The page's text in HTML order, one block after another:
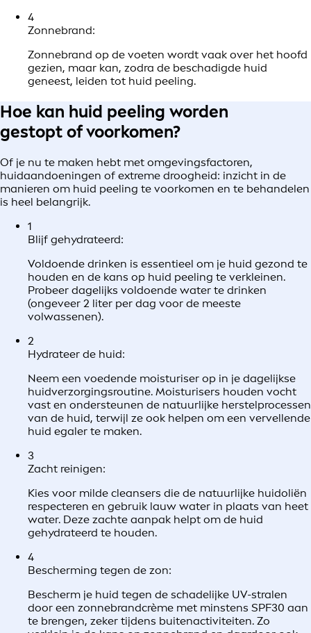
4
Zonnebrand:
Zonnebrand op de voeten wordt vaak over het hoofd
gezien, maar kan, zodra de beschadigde huid
geneest, leiden tot huid peeling.
Hoe kan huid peeling worden
gestopt of voorkomen?
Of je nu te maken hebt met omgevingsfactoren,
huidaandoeningen of extreme droogheid: inzicht in de
manieren om huid peeling te voorkomen en te behandelen
is heel belangrijk.
1
Blijf gehydrateerd:
Voldoende drinken is essentieel om je huid gezond te
houden en de kans op huid peeling te verkleinen.
Probeer dagelijks voldoende water te drinken
(ongeveer 2 liter per dag voor de meeste
volwassenen).
2
Hydrateer de huid:
Neem een voedende moisturiser op in je dagelijkse
huidverzorgingsroutine. Moisturisers houden vocht
vast en ondersteunen de natuurlijke herstelprocessen
van de huid, terwijl ze ook helpen om een vervellende
huid egaler te maken.
3
Zacht reinigen:
Kies voor milde cleansers die de natuurlijke huidoliën
respecteren en gebruik lauw water in plaats van heet
water. Deze zachte aanpak helpt om de huid
gehydrateerd te houden.
4
Bescherming tegen de zon:
Bescherm je huid tegen de schadelijke UV-stralen
door een zonnebrandcrème met minstens SPF30 aan
te brengen, zeker tijdens buitenactiviteiten. Zo